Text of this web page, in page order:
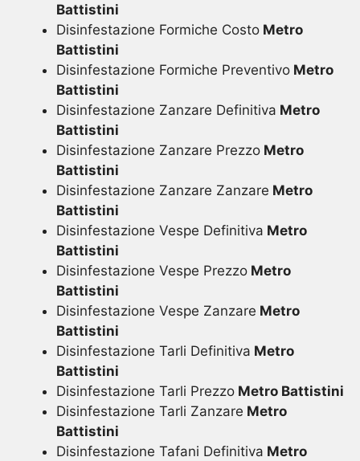
Battistini
Disinfestazione Formiche Costo Metro
Battistini
Disinfestazione Formiche Preventivo Metro
Battistini
Disinfestazione Zanzare Definitiva Metro
Battistini
Disinfestazione Zanzare Prezzo Metro
Battistini
Disinfestazione Zanzare Zanzare Metro
Battistini
Disinfestazione Vespe Definitiva Metro
Battistini
Disinfestazione Vespe Prezzo Metro
Battistini
Disinfestazione Vespe Zanzare Metro
Battistini
Disinfestazione Tarli Definitiva Metro
Battistini
Disinfestazione Tarli Prezzo Metro Battistini
Disinfestazione Tarli Zanzare Metro
Battistini
Disinfestazione Tafani Definitiva Metro